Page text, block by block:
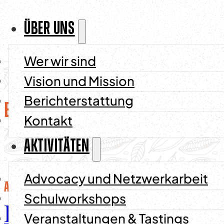
ÜBER UNS
Wer wir sind
Vision und Mission
Berichterstattung
Kontakt
AKTIVITÄTEN
Advocacy und Netzwerkarbeit
Schulworkshops
Veranstaltungen & Tastings
Blog10Ergebnis(se)
Allgemeines,Blog / 6 August
Kakaomarkt,